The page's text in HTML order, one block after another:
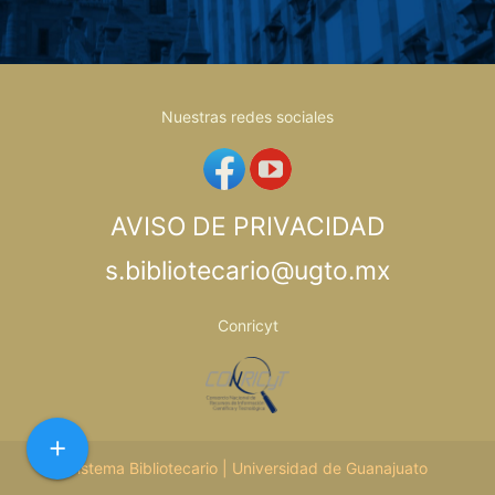
Nuestras redes sociales
AVISO DE PRIVACIDAD
s.bibliotecario@ugto.mx
Conricyt
Sistema Bibliotecario | Universidad de Guanajuato
add